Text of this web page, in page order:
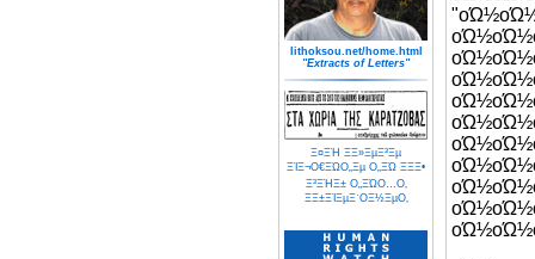
lithoksou.net/home.html
"Extracts of Letters"
Ξ¤ΞΉ Ξ­Ξ»ΞµΞ³Ξµ
ΞΊΞ¬Ο€ΞΏΟ„Ξµ Ο„ΞΏ ΞΞΞ•
Ξ³ΞΉΞ± Ο„ΞΏΟ…Ο‚
ΞΞ±ΞΊΞµΞ΄ΟΞ½ΞµΟ‚